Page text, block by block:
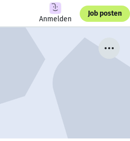
Anmelden
Job posten